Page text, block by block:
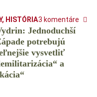
, HISTÓRIA3 komentáre
Jednoduchší
potrebujú
vysvetliť
a